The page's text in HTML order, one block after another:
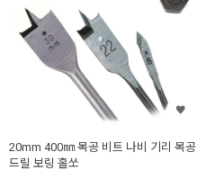
20mm 400㎜ 목공 비트 나비 기리 목공
드릴 보링 홀쏘